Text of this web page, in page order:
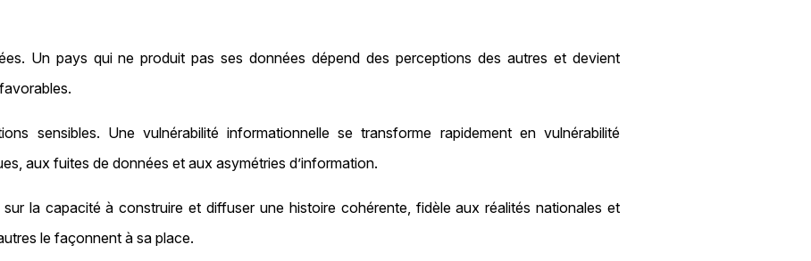
Un pays qui ne produit pas ses données dépend des perceptions des autres et devient
sensibles. Une vulnérabilité informationnelle se transforme rapidement en vulnérabilité
aux fuites de données et aux asymétries d’information.
la capacité à construire et diffuser une histoire cohérente, fidèle aux réalités nationales et
le façonnent à sa place.